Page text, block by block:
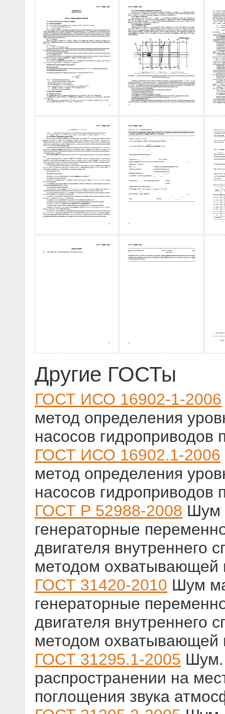
Другие ГОСТы
ГОСТ ИСО 16902-1-2006
метод определения
насосов гидроприводов
ГОСТ ИСО 16902.1-2006
метод определения
насосов гидроприводов
ГОСТ Р 52988-2008 Шум
генераторные
двигателя внутреннего
методом охватывающей
ГОСТ 31420-2010 Шум
генераторные
двигателя внутреннего
методом охватывающей
ГОСТ 31295.1-2005 Шум.
распространении на
поглощения звука